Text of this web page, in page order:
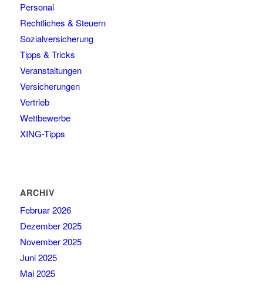
Personal
Rechtliches & Steuern
Sozialversicherung
Tipps & Tricks
Veranstaltungen
Versicherungen
Vertrieb
Wettbewerbe
XING-Tipps
ARCHIV
Februar 2026
Dezember 2025
November 2025
Juni 2025
Mai 2025